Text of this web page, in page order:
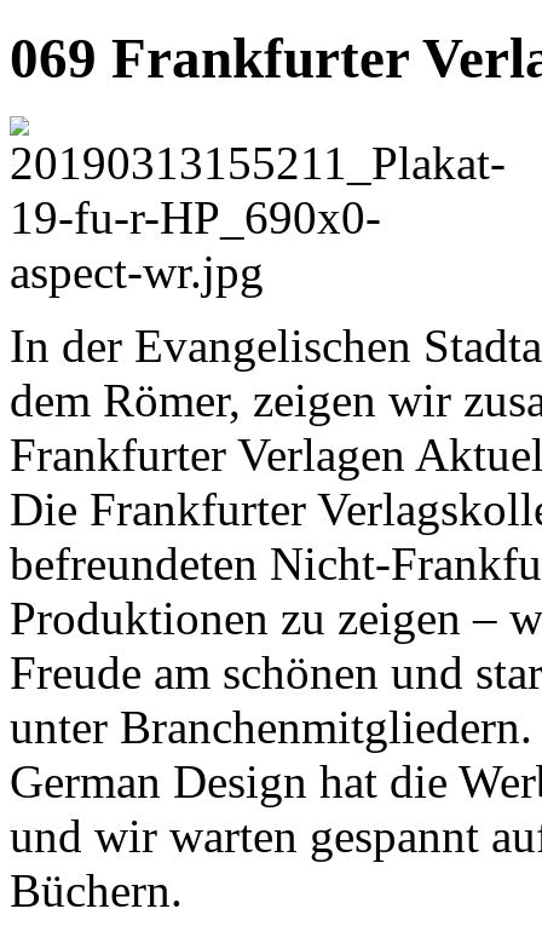
069 Frankfurter
In der Evangelischen
dem Römer, zeigen wir
Frankfurter Verlagen
Die Frankfurter
befreundeten Nicht-
Produktionen zu zeigen –
Freude am schönen und
unter
German Design hat die
und wir warten gespannt
Büchern.